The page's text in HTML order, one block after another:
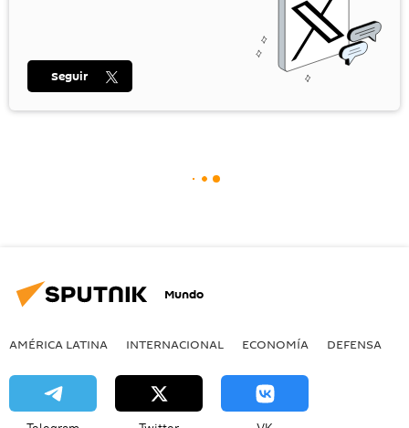
Seguir
Mundo
AMÉRICA LATINA INTERNACIONAL ECONOMÍA DEFENSA